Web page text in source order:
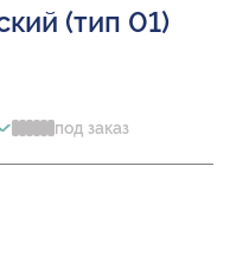
(тип 01)
под заказ